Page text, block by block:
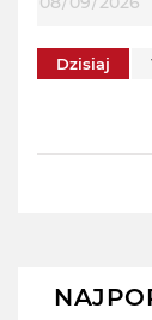
Dzisiaj